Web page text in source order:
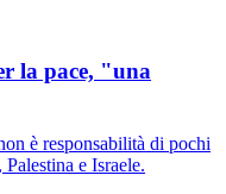
la pace, "una
è responsabilità di pochi
e Israele.